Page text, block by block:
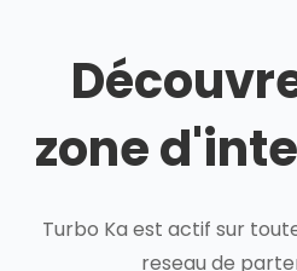
zone
Turbo Ka est actif sur
reseau de